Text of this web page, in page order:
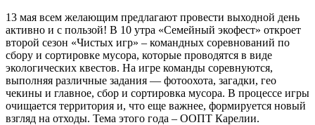
13 мая всем желающим предлагают провести выходной день
активно и с пользой! В 10 утра «Семейный экофест» откроет
второй сезон «Чистых игр» – командных соревнований по
сбору и сортировке мусора, которые проводятся в виде
экологических квестов. На игре команды соревнуются,
выполняя различные задания — фотоохота, загадки, гео
чекины и главное, сбор и сортировка мусора. В процессе игры
очищается территория и, что еще важнее, формируется новый
взгляд на отходы. Тема этого года – ООПТ Карелии.